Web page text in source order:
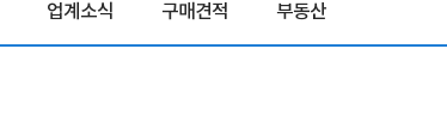
업계소식 구매견적 부동산